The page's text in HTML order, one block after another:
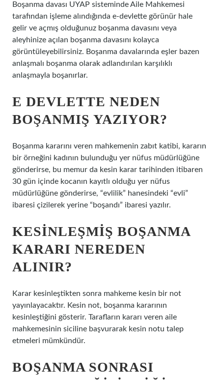
Boşanma davası UYAP sisteminde Aile Mahkemesi
tarafından işleme alındığında e-devlette görünür hale
gelir ve açmış olduğunuz boşanma davasını veya
aleyhinize açılan boşanma davasını kolayca
görüntüleyebilirsiniz. Boşanma davalarında eşler bazen
anlaşmalı boşanma olarak adlandırılan karşılıklı
anlaşmayla boşanırlar.
E DEVLETTE NEDEN
BOŞANMIŞ YAZIYOR?
Boşanma kararını veren mahkemenin zabıt katibi, kararın
bir örneğini kadının bulunduğu yer nüfus müdürlüğüne
gönderirse, bu memur da kesin karar tarihinden itibaren
30 gün içinde kocanın kayıtlı olduğu yer nüfus
müdürlüğüne gönderirse, “evlilik” hanesindeki “evli”
ibaresi çizilerek yerine “boşandı” ibaresi yazılır.
KESINLEŞMIŞ BOŞANMA
KARARI NEREDEN
ALINIR?
Karar kesinleştikten sonra mahkeme kesin bir not
yayınlayacaktır. Kesin not, boşanma kararının
kesinleştiğini gösterir. Tarafların kararı veren aile
mahkemesinin siciline başvurarak kesin notu talep
etmeleri mümkündür.
BOŞANMA SONRASI